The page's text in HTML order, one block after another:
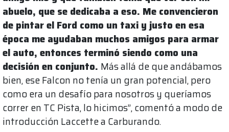
abuelo, que se dedicaba a eso. Me convencieron
de pintar el Ford como un taxi y justo en esa
época me ayudaban muchos amigos para armar
el auto, entonces terminó siendo como una
decisión en conjunto. Más allá de que andábamos
bien, ese Falcon no tenía un gran potencial, pero
como era un desafío para nosotros y queríamos
correr en TC Pista, lo hicimos”, comentó a modo de
introducción Laccette a Carburando.